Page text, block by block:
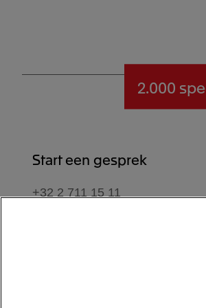
2.000
Start een gesprek
+32 2 711 15 11